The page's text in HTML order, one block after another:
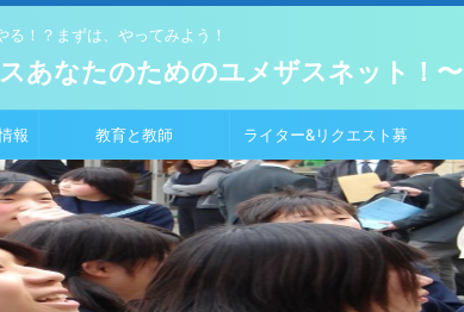
！？まずは、やってみよう！
あなたのためのユメザスネット！〜
報 教育と教師 ライター&リクエスト募
集！